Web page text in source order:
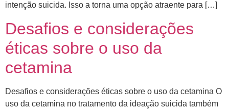
intenção suicida. Isso a torna uma opção atraente para […]
Desafios e considerações
éticas sobre o uso da
cetamina
Desafios e considerações éticas sobre o uso da cetamina O
uso da cetamina no tratamento da ideação suicida também